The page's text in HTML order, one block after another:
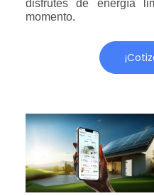
disfrutes de energía
momento.